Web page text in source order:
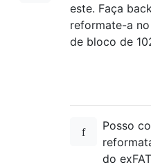
este. Faça
reformate-a
de bloco de
Posso
do